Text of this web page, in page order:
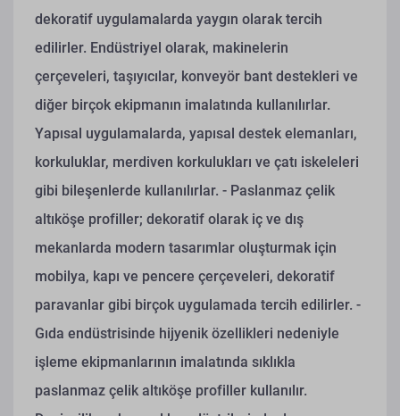
dekoratif uygulamalarda yaygın olarak tercih
edilirler. Endüstriyel olarak, makinelerin
çerçeveleri, taşıyıcılar, konveyör bant destekleri ve
diğer birçok ekipmanın imalatında kullanılırlar.
Yapısal uygulamalarda, yapısal destek elemanları,
korkuluklar, merdiven korkulukları ve çatı iskeleleri
gibi bileşenlerde kullanılırlar. - Paslanmaz çelik
altıköşe profiller; dekoratif olarak iç ve dış
mekanlarda modern tasarımlar oluşturmak için
mobilya, kapı ve pencere çerçeveleri, dekoratif
paravanlar gibi birçok uygulamada tercih edilirler. -
Gıda endüstrisinde hijyenik özellikleri nedeniyle
işleme ekipmanlarının imalatında sıklıkla
paslanmaz çelik altıköşe profiller kullanılır.